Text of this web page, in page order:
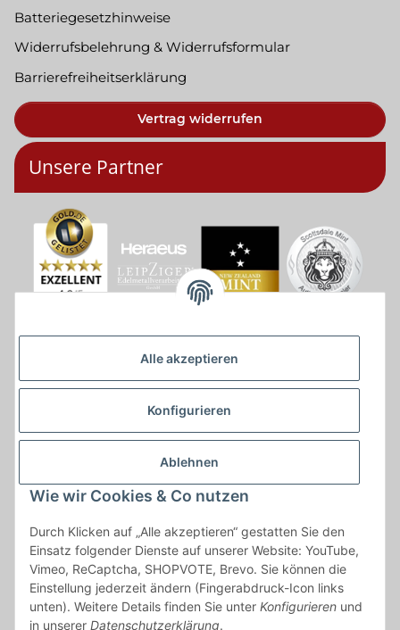
Alle akzeptieren
Konfigurieren
Ablehnen
Wie wir Cookies & Co nutzen
Durch Klicken auf „Alle akzeptieren“ gestatten Sie den
Einsatz folgender Dienste auf unserer Website: YouTube,
Vimeo, ReCaptcha, SHOPVOTE, Brevo. Sie können die
Einstellung jederzeit ändern (Fingerabdruck-Icon links
unten). Weitere Details finden Sie unter Konfigurieren und
in unserer Datenschutzerklärung.
Batteriegesetzhinweise
Widerrufsbelehrung & Widerrufsformular
Barrierefreiheitserklärung
Vertrag widerrufen
Unsere Partner
* * Lieferzeiten gelten ab Zahlungseingang und innerhalb
Deutschland.Irrtümer vorbehalten. Angaben zur
Auflagenhöhe, Durchmesser, etc. werden nicht garantiert. Der
Kaufvertrag bleibt davon unbetroffen. Alle angegebenen Preise
sind incl. der gesetzlichen UST und, zzgl.Versand| Das Angebot
"kostenlose Lieferung" bezieht sich aussließlich auf den